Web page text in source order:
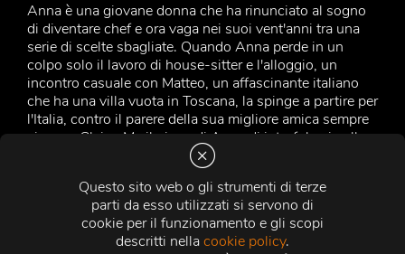
Questo sito web o gli strumenti di terze
parti da esso utilizzati si servono di
cookie per il funzionamento e gli scopi
descritti nellacookie policy.
Anna è una giovane donna che ha rinunciato al sogno
di diventare chef e ora vaga nei suoi vent'anni tra una
serie di scelte sbagliate. Quando Anna perde in un
colpo solo il lavoro di house-sitter e l'alloggio, un
incontro casuale con Matteo, un affascinante italiano
che ha una villa vuota in Toscana, la spinge a partire per
l'Italia, contro il parere della sua migliore amica sempre
sincera, Claire. Ma il piano di Anna di intrufolarsi nella
villa di Matteo, senza permesso e solo per una notte, va
in pezzi quando la madre di Matteo, Gabriella, si
presenta inaspettatamente. Presa dal panico, Anna
lascia che Gabriella creda che lei sia la fidanzata di
Matteo. Quella piccola bugia diventa però un grande
problema quando arriva Michael, il cugino di Matteo, e